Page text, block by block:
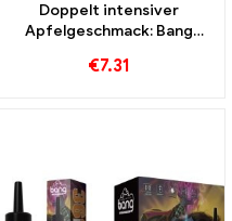
Doppelt intensiver
Apfelgeschmack: Bang
Zigarette mit Double Apples
€7.31